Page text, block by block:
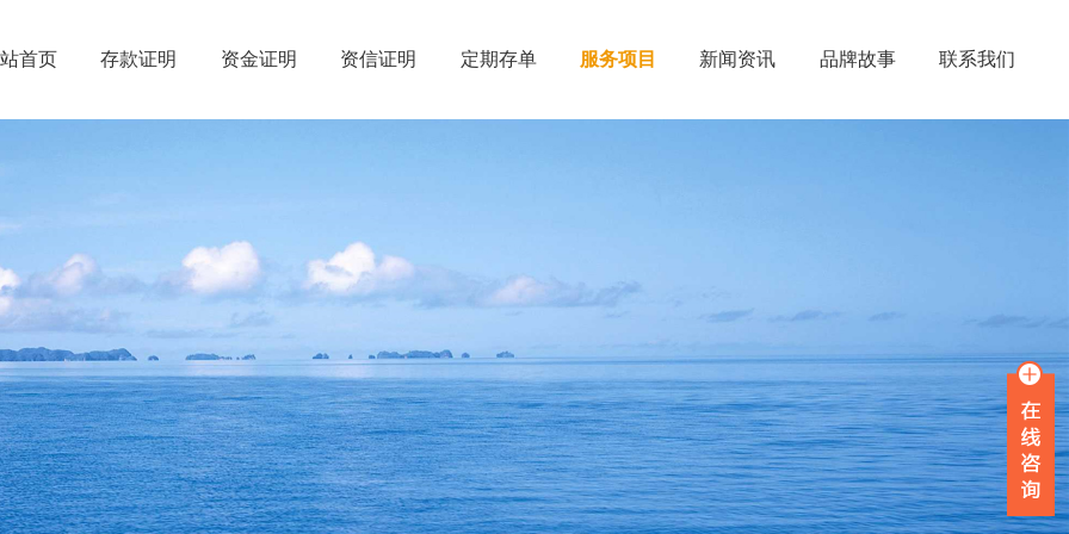
首页 存款证明 资金证明 资信证明 定期存单 服务项目 新闻资讯 品牌故事 联系我们